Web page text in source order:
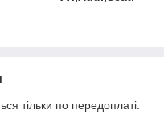
тільки по передоплаті.